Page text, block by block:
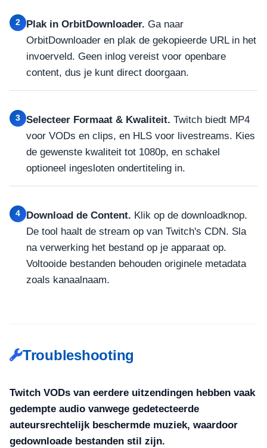
2 Plak in OrbitDownloader. Ga naar
OrbitDownloader en plak de gekopieerde URL in het
invoerveld. Geen inlog vereist voor openbare
content, dus je kunt direct doorgaan.
3 Selecteer Formaat & Kwaliteit. Twitch biedt MP4
voor VODs en clips, en HLS voor livestreams. Kies
de gewenste kwaliteit tot 1080p, en schakel
optioneel ingesloten ondertiteling in.
4 Download de Content. Klik op de downloadknop.
De tool haalt de stream op van Twitch's CDN. Sla
na verwerking het bestand op je apparaat op.
Voltooide bestanden behouden originele metadata
zoals kanaalnaam.
Troubleshooting
Twitch VODs van eerdere uitzendingen hebben vaak
gedempte audio vanwege gedetecteerde
auteursrechtelijk beschermde muziek, waardoor
gedownloade bestanden stil zijn.